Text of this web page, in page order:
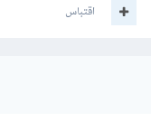
اقتباس